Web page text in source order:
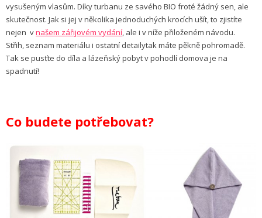
vysušeným vlasům. Díky turbanu ze savého BIO froté žádný sen, ale
skutečnost. Jak si jej v několika jednoduchých krocích ušít, to zjistíte
nejen vnašem zářijovém vydání, ale i v níže přiloženém návodu.
Střih, seznam materiálu i ostatní detailytak máte pěkně pohromadě.
Tak se pusťte do díla a lázeňský pobyt v pohodlí domova je na
spadnutí!
Co budete potřebovat?